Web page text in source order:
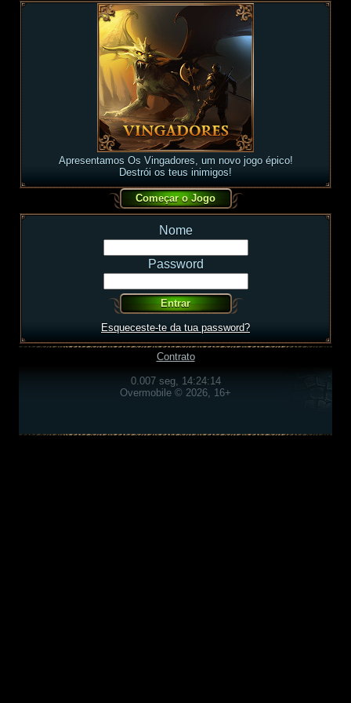
Apresentamos Os Vingadores, um novo jogo épico!
Destrói os teus inimigos!
Nome
Password
Esqueceste-te da tua password?
Contrato
0.007 seg, 14:24:14
Overmobile © 2026, 16+